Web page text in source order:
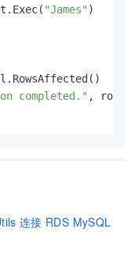
"James" )
completed." ,
连接 RDS MySQL